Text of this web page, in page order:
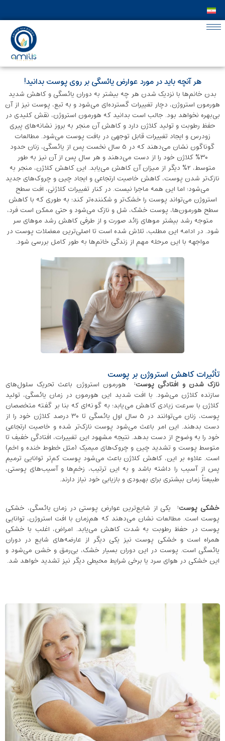
هر آنچه باید در مورد عوارض یائسگی بر روی پوست بدانید!
بدن خانم‌ها با نزدیک شدن هر چه بیشتر به دوران یائسگی و کاهش شدید
هورمون استروژن، دچار تغییرات گسترده‌ای می‌شود و به تبع، پوست نیز از آن
بی‌بهره نخواهد بود. جالب است بدانید که هورمون استروژن، نقش کلیدی در
حفظ رطوبت و تولید کلاژن دارد و کاهش آن منجر به بروز نشانه‌های پیری
زودرس و ایجاد تغییرات قابل توجهی در بافت پوست می‌شود. مطالعات
گوناگون نشان می‌دهند که در ۵ سال نخست پس از یائسگی، زنان حدود
۳۰٪ کلاژن خود را از دست می‌دهند و هر سال پس از آن نیز به ‌طور
متوسط، ۲٪ دیگر از میزان آن کاهش می‌یابد. این کاهش کلاژن، منجر به
نازک‌تر شدن پوست، کاهش خاصیت ارتجاعی و ایجاد چین و چروک‌های جدید
می‌شود؛ اما این همه ماجرا نیست. در کنار تغییرات کلاژنی، افت سطح
استروژن می‌تواند پوست را خشک‌تر و شکننده‌تر کند؛ به طوری که با کاهش
سطح هورمون‌ها، پوست خشک، شل و نازک می‌شود و حتی ممکن است فرد،
متوجه رشد بیشتر موهای زائد صورت و از طرفی کاهش رشد موهای سر
شود. در ادامه این مطلب، تلاش شده است تا اصلی‌ترین معضلات پوست در
مواجهه با این مرحله مهم از زندگی خانم‌ها به طور کامل بررسی شود.
تأثیرات کاهش استروژن بر پوست
نازک شدن و افتادگی پوست: هورمون استروژن باعث تحریک سلول‌های
سازنده کلاژن می‌شود. با افت شدید این هورمون در زمان یائسگی، تولید
کلاژن با سرعت زیادی کاهش می‌یابد؛ به گونه‌ای که بنا بر گفته متخصصان
پوست، زنان می‌توانند در ۵ سال اول یائسگی تا ۳۰ درصد کلاژن خود را از
دست بدهند. این امر باعث می‌شود پوست نازک‌تر شده و خاصیت ارتجاعی
خود را به وضوح از دست بدهد. نتیجه‌ مشهود این تغییرات، افتادگی خفیف تا
متوسط پوست و تشدید چین و چروک‌های میمیک (مثل خطوط خنده و اخم)
است. علاوه بر این، کاهش کلاژن باعث می‌شود پوست کم‌تر توانایی ترمیم
پس از آسیب را داشته باشد و به این ترتیب، زخم‌ها و آسیب‌های پوستی،
طبیعتاً زمان بیشتری برای بهبودی و بازیابی خود نیاز دارند.
خشکی پوست: یکی از شایع‌ترین عوارض پوستی در زمان یائسگی، خشکی
پوست است. مطالعات نشان می‌دهند که هم‌زمان با افت استروژن، توانایی
پوست در حفظ رطوبت به شدت کاهش می‌یابد. امراض، اغلب با خشکی
همراه است و خشکی پوست نیز یکی دیگر از عارضه‌های شایع در دوران
یائسگی است. پوست در این دوران بسیار خشک، بی‌رمق و خشن می‌شود و
این خشکی در هوای سرد یا برخی شرایط محیطی دیگر نیز تشدید خواهد شد.